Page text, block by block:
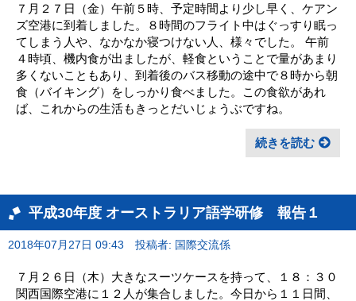
７月２７日（金）午前５時、予定時間より少し早く、ケアン
ズ空港に到着しました。８時間のフライト中はぐっすり眠っ
てしまう人や、なかなか寝つけない人、様々でした。 午前
４時頃、機内食が出ましたが、軽食ということで量があまり
多くないこともあり、到着後のバス移動の途中で８時から朝
食（バイキング）をしっかり食べました。この食欲があれ
ば、これからの生活もきっとだいじょうぶですね。
続きを読む
平成30年度 オーストラリア語学研修 報告１
2018年07月27日 09:43 投稿者: 国際交流係
７月２６日（木）大きなスーツケースを持って、１８：３０
関西国際空港に１２人が集合しました。今日から１１日間、